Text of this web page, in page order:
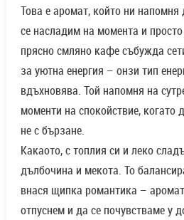
Това е аромат, който ни
се насладим на момента и
прясно смляно кафе събужда
за уютна енергия – онзи тип
вдъхновява. Той напомня на
моменти на спокойствие, когато
не с бързане.
Какаото, с топлия си и леко
дълбочина и мекота. То
внася щипка романтика –
отпуснем и да се почувстваме у